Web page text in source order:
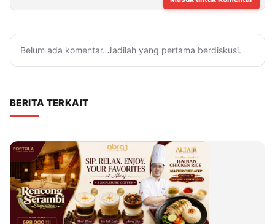
Belum ada komentar. Jadilah yang pertama berdiskusi.
BERITA TERKAIT